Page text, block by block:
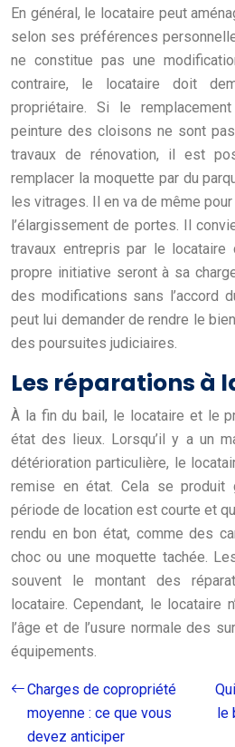
En général, le locataire peut
selon ses préférences
ne constitue pas une
contraire, le locataire doit
propriétaire. Si le
peinture des cloisons ne sont
travaux de rénovation, il est
remplacer la moquette par du
les vitrages. Il en va de même
l’élargissement de portes. Il
travaux entrepris par le
propre initiative seront à sa
des modifications sans l’accord
peut lui demander de rendre le
des poursuites judiciaires.
Les réparations à
À la fin du bail, le locataire et le
état des lieux. Lorsqu’il y a un
détérioration particulière, le
remise en état. Cela se produit
période de location est courte et
rendu en bon état, comme des
choc ou une moquette tachée.
souvent le montant des
locataire. Cependant, le locataire
l’âge et de l’usure normale des
équipements.
Charges de copropriété
moyenne : ce que vous
devez anticiper
le